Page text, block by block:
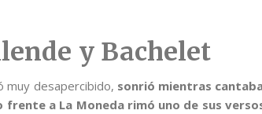
y Bachelet
muy desapercibido, sonrió mientras
a La Moneda rimó uno de sus